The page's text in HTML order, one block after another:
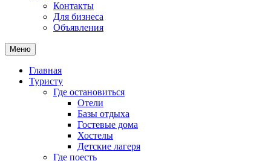
Контакты
Для бизнеса
Объявления
Меню
Главная
Туристу
Где остановиться
Отели
Базы отдыха
Гостевые дома
Хостелы
Детские лагеря
Где поесть